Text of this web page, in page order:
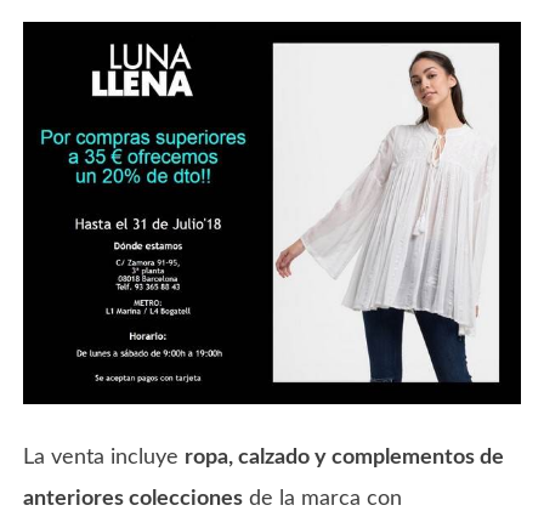
La venta incluye ropa, calzado y complementos de
anteriores colecciones de la marca con